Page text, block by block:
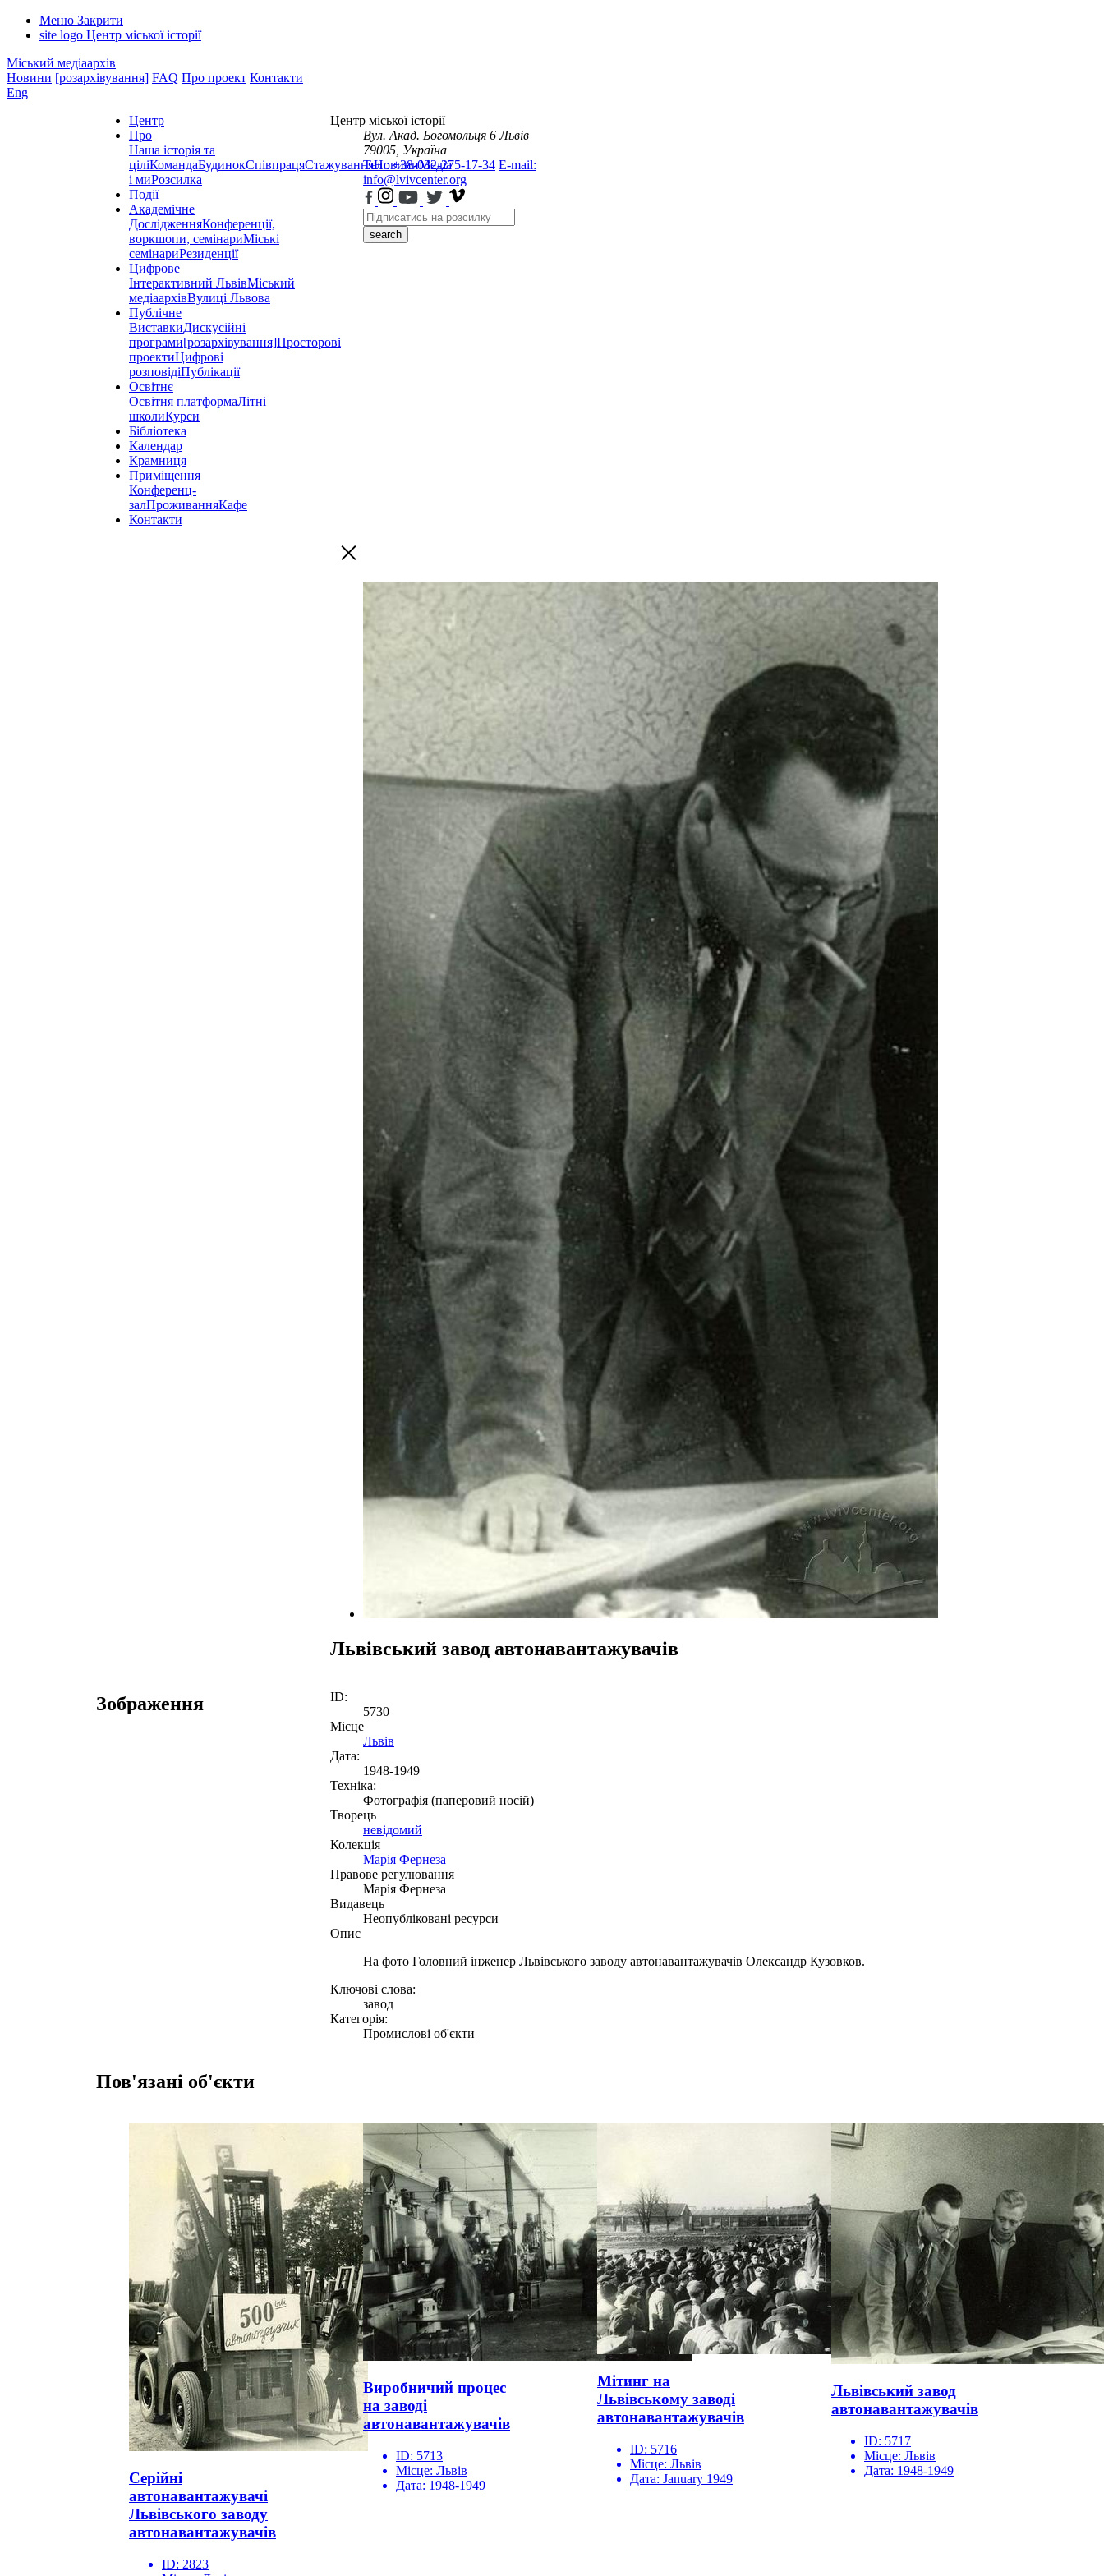
Меню Закрити
site logo Центр міської історії
Міський медіаархів
Новини [розархівування] FAQ Про проект Контакти
Eng
Центр
Про
Наша історія та
ціліКомандаБудинокСпівпрацяСтажуванняНовиниМедіа
і миРозсилка
Події
Академічне
ДослідженняКонференції,
воркшопи, семінариМіські
семінариРезиденції
Цифрове
Інтерактивний ЛьвівМіський
медіаархівВулиці Львова
Публічне
ВиставкиДискусійні
програми[розархівування]Просторові
проектиЦифрові
розповідіПублікації
Освітнє
Освітня платформаЛітні
школиКурси
Бібліотека
Календар
Крамниця
Приміщення
Конференц-
залПроживанняКафе
Контакти
Центр міської історії
Вул. Акад. Богомольця 6 Львів
79005, Україна
Тел.: +38-032-275-17-34 E-mail:
info@lvivcenter.org
search
Львівський завод автонавантажувачів
Зображення
ID:
5730
Місце
Львів
Дата:
1948-1949
Техніка:
Фотографія (паперовий носій)
Творець
невідомий
Колекція
Марія Фернеза
Правове регулювання
Марія Фернеза
Видавець
Неопубліковані ресурси
Опис
На фото Головний інженер Львівського заводу автонавантажувачів Олександр Кузовков.
Ключові слова:
завод
Категорія:
Промислові об'єкти
Пов'язані об'єкти
Серійні
автонавантажувачі
Львівського заводу
автонавантажувачів
ID: 2823
Виробничий процес
на заводі
автонавантажувачів
ID: 5713
Місце: Львів
Дата: 1948-1949
Мітинг на
Львівському заводі
автонавантажувачів
ID: 5716
Місце: Львів
Дата: January 1949
Львівський завод
автонавантажувачів
ID: 5717
Місце: Львів
Дата: 1948-1949